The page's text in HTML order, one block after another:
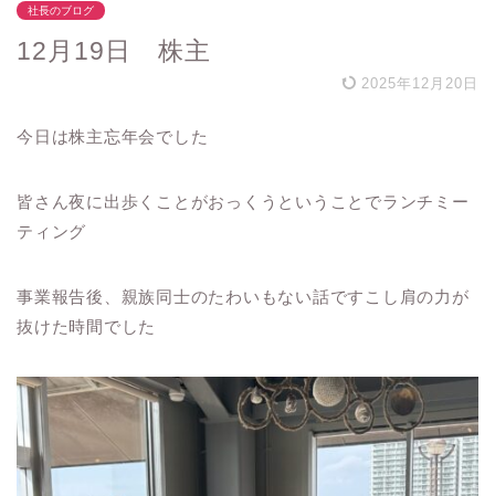
社長のブログ
12月19日 株主
2025年12月20日
今日は株主忘年会でした
皆さん夜に出歩くことがおっくうということでランチミー
ティング
事業報告後、親族同士のたわいもない話ですこし肩の力が
抜けた時間でした